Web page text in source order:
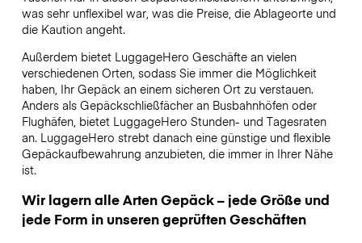
was sehr unflexibel war, was die Preise, die Ablageorte und
die Kaution angeht.
Außerdem bietet LuggageHero Geschäfte an vielen
verschiedenen Orten, sodass Sie immer die Möglichkeit
haben, Ihr Gepäck an einem sicheren Ort zu verstauen.
Anders als Gepäckschließfächer an Busbahnhöfen oder
Flughäfen, bietet LuggageHero Stunden- und Tagesraten
an. LuggageHero strebt danach eine günstige und flexible
Gepäckaufbewahrung anzubieten, die immer in Ihrer Nähe
ist.
Wir lagern alle Arten Gepäck – jede Größe und
jede Form in unseren geprüften Geschäften